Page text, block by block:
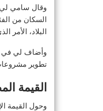
وقال سامي
السكان من
البلاد،
وأضاف لي في
تطوير
القيمة
وحول القيمة